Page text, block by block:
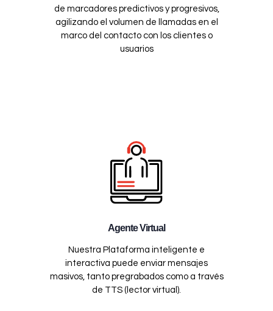
de marcadores predictivos y progresivos,
agilizando el volumen de llamadas en el
marco del contacto con los clientes o
usuarios
Agente Virtual
Nuestra Plataforma inteligente e
interactiva puede enviar mensajes
masivos, tanto pregrabados como a través
de TTS (lector virtual).